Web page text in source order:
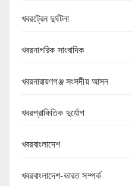
খবরট্রেন দুর্ঘটনা
খবরনাগরিক সাংবাদিক
খবরনারায়ণগঞ্জ সংসদীয় আসন
খবরপ্রাকিতিক দুর্যোগ
খবরবাংলাদেশ
খবরবাংলাদেশ-ভারত সম্পর্ক